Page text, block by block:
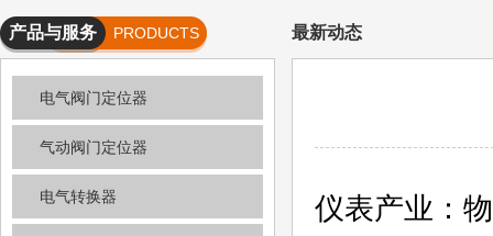
产品与服务
PRODUCTS
SERVICES
电气阀门定位器
气动阀门定位器
电气转换器
最新动态
仪表产业：